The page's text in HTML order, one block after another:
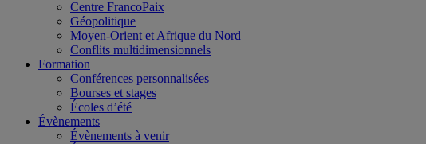
Centre FrancoPaix
Géopolitique
Moyen-Orient et Afrique du Nord
Conflits multidimensionnels
Formation
Conférences personnalisées
Bourses et stages
Écoles d’été
Évènements
Évènements à venir